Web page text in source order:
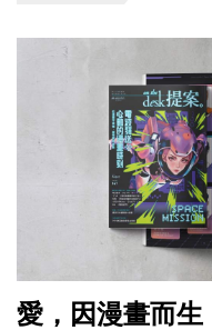
愛，因漫畫而生